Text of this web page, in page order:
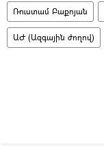
Ռուստամ Բաքոյան
ԱԺ (Ազգային ժողով)